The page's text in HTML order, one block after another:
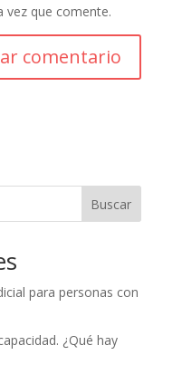
vez que comente.
Buscar
para personas con
¿Qué hay